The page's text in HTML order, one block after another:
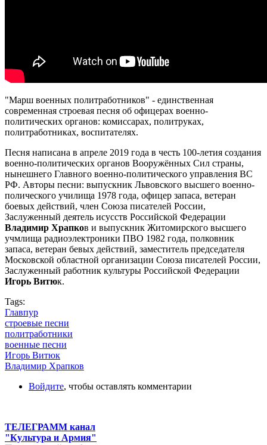
"Марш военных политработников" - единственная
современная строевая песня об офицерах военно-
политических органов: комиссарах, политруках,
политработниках, воспитателях.
Песня написана в апреле 2019 года в честь 100-летия создания
военно-политических органов Вооружённых Сил страны,
нынешнего Главного военно-политического управления ВС
РФ. Авторы песни: выпускник Львовского высшего военно-
полического училища 1978 года, офицер запаса, ветеран
боевых действий, член Союза писателей России,
Заслуженный деятель исусств Российской Федерации
Владимир Храпков и выпускник Житомирского высшего
учмлища радиоэлектроники ПВО 1982 года, полковник
запаса, ветеран бевых действий, заместитель председателя
Московской областной организации Союза писателей России,
Заслуженный работник культуры Российской Федерации
Игорь Витюк.
Tags:
Главпур
строевые песни
политработники
военные песни
Игорь Витюк
Владимир Храпков
Войдите, чтобы оставлять комментарии
ТЕЛЕГРАММ канал
"Культура и Армия"